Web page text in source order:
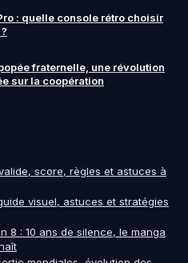
: quelle console rétro choisir
fraternelle, une révolution
sur la coopération
score, règles et astuces à
visuel, astuces et stratégies
8 : 10 ans de silence, le manga